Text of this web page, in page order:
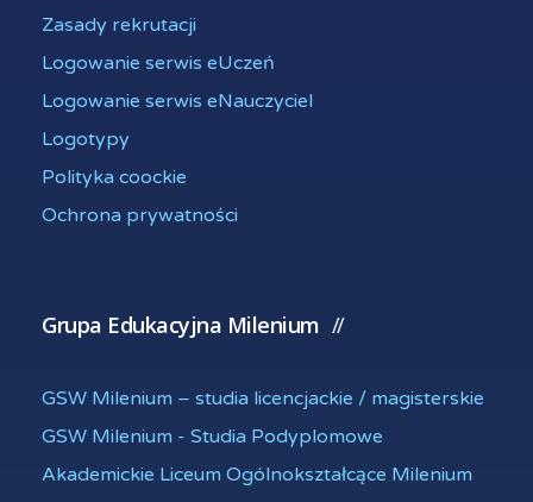
Zasady rekrutacji
Logowanie serwis eUczeń
Logowanie serwis eNauczyciel
Logotypy
Polityka coockie
Ochrona prywatności
Grupa Edukacyjna Milenium
GSW Milenium – studia licencjackie / magisterskie
GSW Milenium - Studia Podyplomowe
Akademickie Liceum Ogólnokształcące Milenium